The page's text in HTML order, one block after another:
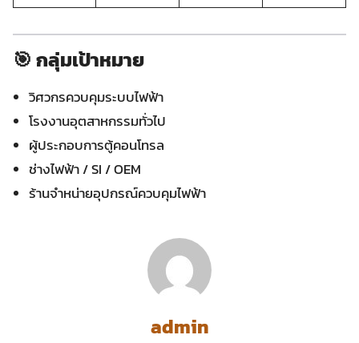
🎯 กลุ่มเป้าหมาย
วิศวกรควบคุมระบบไฟฟ้า
โรงงานอุตสาหกรรมทั่วไป
ผู้ประกอบการตู้คอนโทรล
ช่างไฟฟ้า / SI / OEM
ร้านจำหน่ายอุปกรณ์ควบคุมไฟฟ้า
admin